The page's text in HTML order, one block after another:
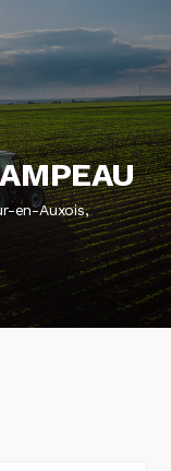
en-Auxois,